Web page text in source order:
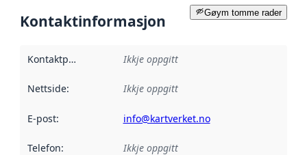
Gøym tomme rader
Kontaktinformasjon
Kontaktpunkt Ikkje oppgitt
Nettside: Ikkje oppgitt
E-post: info@kartverket.no
Telefon: Ikkje oppgitt